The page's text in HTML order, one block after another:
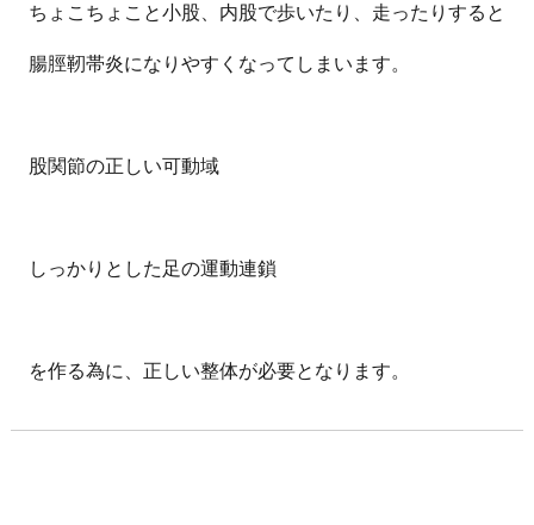
ちょこちょこと小股、内股で歩いたり、走ったりすると
腸脛靭帯炎になりやすくなってしまいます。
股関節の正しい可動域
しっかりとした足の運動連鎖
を作る為に、正しい整体が必要となります。